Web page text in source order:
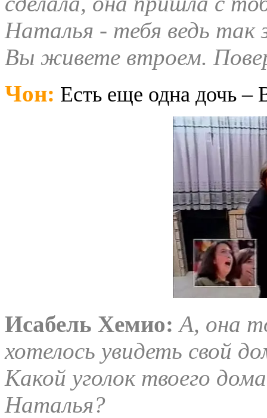
Наталья - тебя ведь
Вы живете втроем.
Чон: Есть еще одна дочь –
Исабель Хемио: А, она
хотелось увидеть свой
Какой уголок твоего
Наталья?